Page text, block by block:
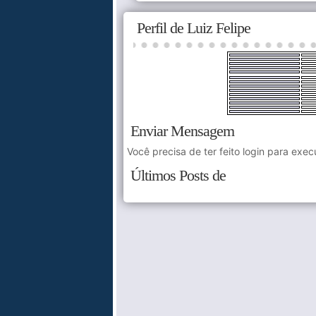
Perfil de Luiz Felipe
Enviar Mensagem
Você precisa de ter feito login para
Últimos Posts de